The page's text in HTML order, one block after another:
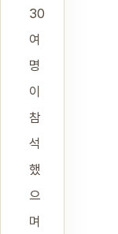
30
여
명
이
참
석
했
으
며